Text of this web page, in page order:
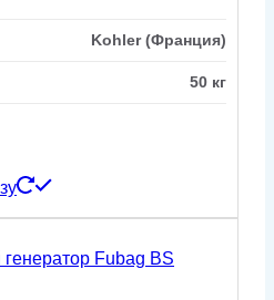
Kohler (Франция)
50 кг